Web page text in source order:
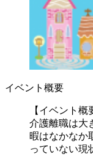
イベント概要
【イベント概
介護離職は大
暇はなかなか
っていない現